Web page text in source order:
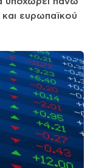
ευρωπαϊκού